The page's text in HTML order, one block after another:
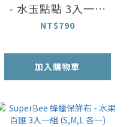
- 水玉點點 3入一組
(S,M,L 各一)
NT$790
加入購物車